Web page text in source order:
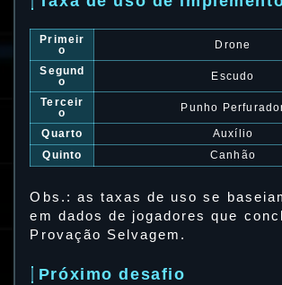
Primeir
o
Drone
Segund
o
Escudo
Terceir
o
Punho
Quarto
Auxílio
Quinto
Canhão
Obs.: as taxas de uso se
em dados de jogadores que
Provação Selvagem.
Próximo desafio